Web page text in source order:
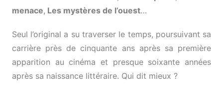
menace, Les mystères de l’ouest…
Seul l’original a su traverser le temps, poursuivant sa
carrière près de cinquante ans après sa première
apparition au cinéma et presque soixante années
après sa naissance littéraire. Qui dit mieux ?